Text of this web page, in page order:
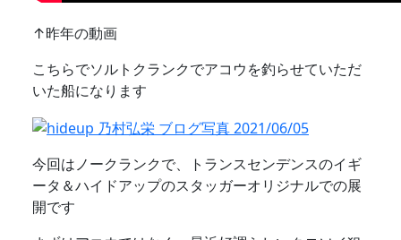
↑昨年の動画
こちらでソルトクランクでアコウを釣らせていただ
いた船になります
今回はノークランクで、トランスセンデンスのイギ
ータ＆ハイドアップのスタッガーオリジナルでの展
開です